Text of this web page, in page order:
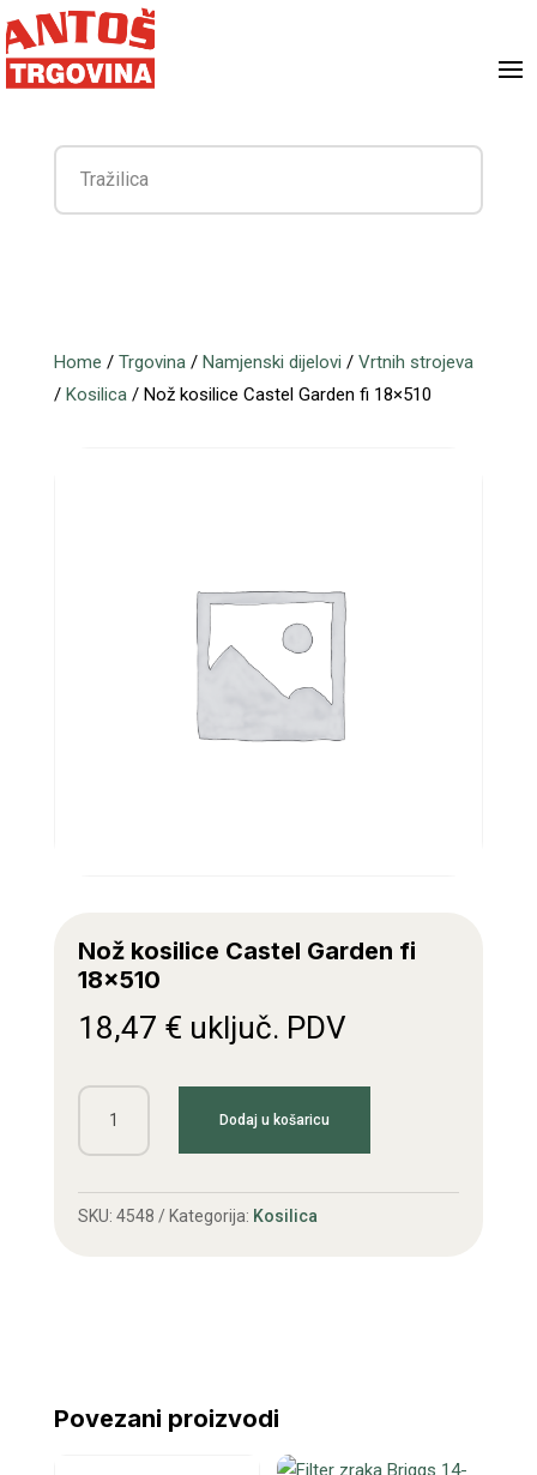
Home / Trgovina / Namjenski dijelovi / Vrtnih strojeva
/ Kosilica / Nož kosilice Castel Garden fi 18×510
Nož kosilice Castel Garden fi
18×510
18,47 € uključ. PDV
Nož
kosilice
Garden
fi
Dodaj u košaricu
SKU: 4548 Kategorija: Kosilica
Povezani proizvodi